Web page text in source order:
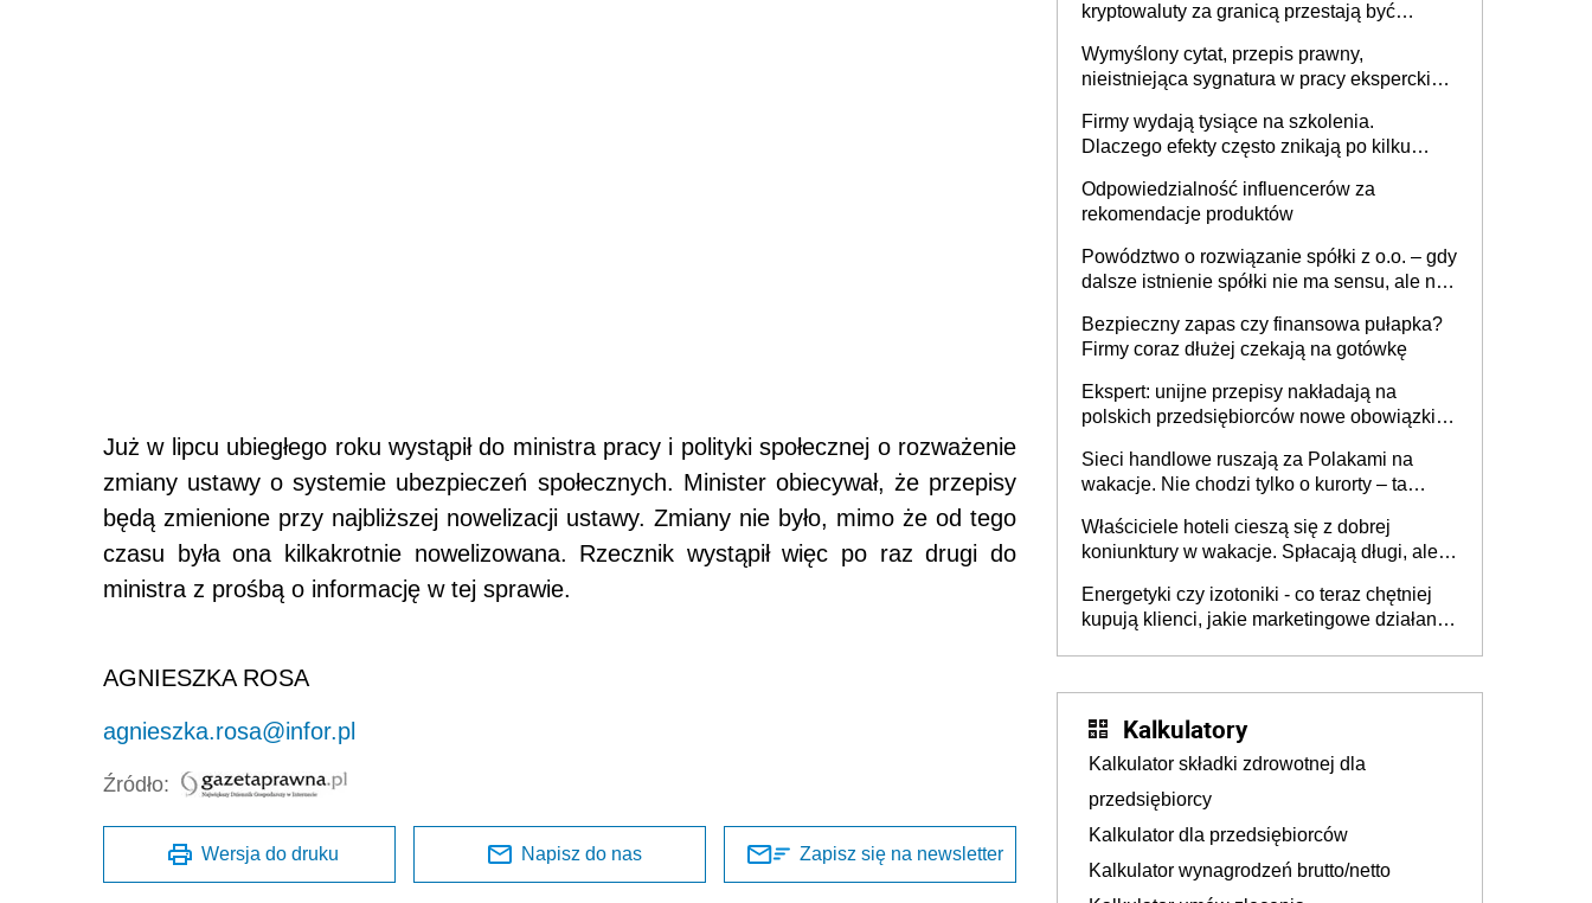
Już w lipcu ubiegłego roku wystąpił do ministra pracy i polityki społecznej o rozważenie
zmiany ustawy o systemie ubezpieczeń społecznych. Minister obiecywał, że przepisy
będą zmienione przy najbliższej nowelizacji ustawy. Zmiany nie było, mimo że od tego
czasu była ona kilkakrotnie nowelizowana. Rzecznik wystąpił więc po raz drugi do
ministra z prośbą o informację w tej sprawie.
AGNIESZKA ROSA
agnieszka.rosa@infor.pl
Źródło:
Wersja do druku Napisz do nas Zapisz się na newsletter
kryptowaluty za granicą przestają być
Wymyślony cytat, przepis prawny,
nieistniejąca sygnatura w pracy eksperckiej -
firmie
Firmy wydają tysiące na szkolenia.
Dlaczego efekty często znikają po kilku
Odpowiedzialność influencerów za
rekomendacje produktów
Powództwo o rozwiązanie spółki z o.o. – gdy
dalsze istnienie spółki nie ma sensu, ale nie
Bezpieczny zapas czy finansowa pułapka?
Firmy coraz dłużej czekają na gotówkę
Ekspert: unijne przepisy nakładają na
polskich przedsiębiorców nowe obowiązki w
Sieci handlowe ruszają za Polakami na
wakacje. Nie chodzi tylko o kurorty – ta
tam, gdzie wielu spędzi urlop po cichu
Właściciele hoteli cieszą się z dobrej
koniunktury w wakacje. Spłacają długi, ale
Energetyki czy izotoniki - co teraz chętniej
kupują klienci, jakie marketingowe działania
Kalkulatory
Kalkulator składki zdrowotnej dla
przedsiębiorcy
Kalkulator dla przedsiębiorców
Kalkulator wynagrodzeń brutto/netto